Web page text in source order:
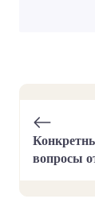
вопросы